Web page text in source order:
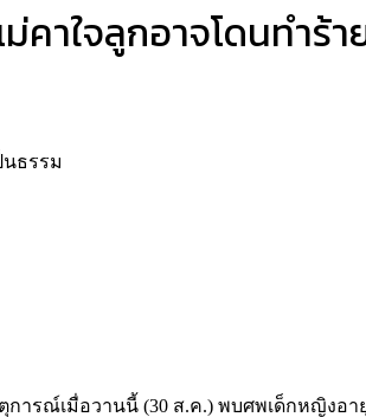
คาใจลูกอาจโดนทำร้
นธรรม
รณ์เมื่อวานนี้ (30 ส.ค.) พบศพเด็กหญิงอา